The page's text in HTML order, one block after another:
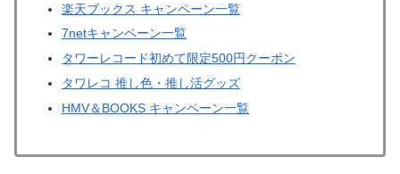
楽天ブックス キャンペーン一覧
7netキャンペーン一覧
タワーレコード初めて限定500円クーポン
タワレコ 推し色・推し活グッズ
HMV＆BOOKS キャンペーン一覧